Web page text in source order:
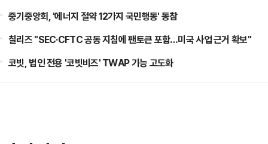
중기중앙회, '에너지 절약 12가지 국민행동' 동참
칠리즈 "SEC·CFTC 공동 지침에 팬토큰 포함…미국 사업 근거 확보"
코빗, 법인 전용 '코빗비즈' TWAP 기능 고도화